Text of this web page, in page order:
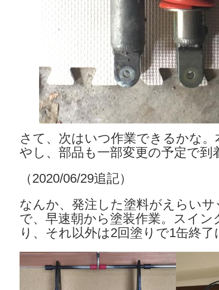
さて、次はいつ作業できるかな
やし、部品も一部変更の予定で
（2020/06/29追記）
なんか、発注した塗料がえらい
で、早速朝から塗装作業。スイン
り、それ以外は2回塗りで1缶終